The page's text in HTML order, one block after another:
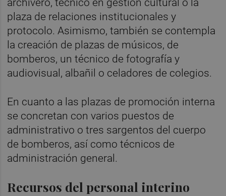
archivero, técnico en gestión cultural o la
plaza de relaciones institucionales y
protocolo. Asimismo, también se contempla
la creación de plazas de músicos, de
bomberos, un técnico de fotografía y
audiovisual, albañil o celadores de colegios.
En cuanto a las plazas de promoción interna
se concretan con varios puestos de
administrativo o tres sargentos del cuerpo
de bomberos, así como técnicos de
administración general.
Recursos del personal interino